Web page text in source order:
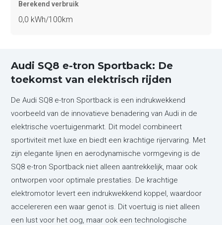
Berekend verbruik
0,0 kWh/100km
Audi SQ8 e-tron Sportback: De
toekomst van elektrisch rijden
De Audi SQ8 e-tron Sportback is een indrukwekkend
voorbeeld van de innovatieve benadering van Audi in de
elektrische voertuigenmarkt. Dit model combineert
sportiviteit met luxe en biedt een krachtige rijervaring. Met
zijn elegante lijnen en aerodynamische vormgeving is de
SQ8 e-tron Sportback niet alleen aantrekkelijk, maar ook
ontworpen voor optimale prestaties. De krachtige
elektromotor levert een indrukwekkend koppel, waardoor
accelereren een waar genot is. Dit voertuig is niet alleen
een lust voor het oog, maar ook een technologische